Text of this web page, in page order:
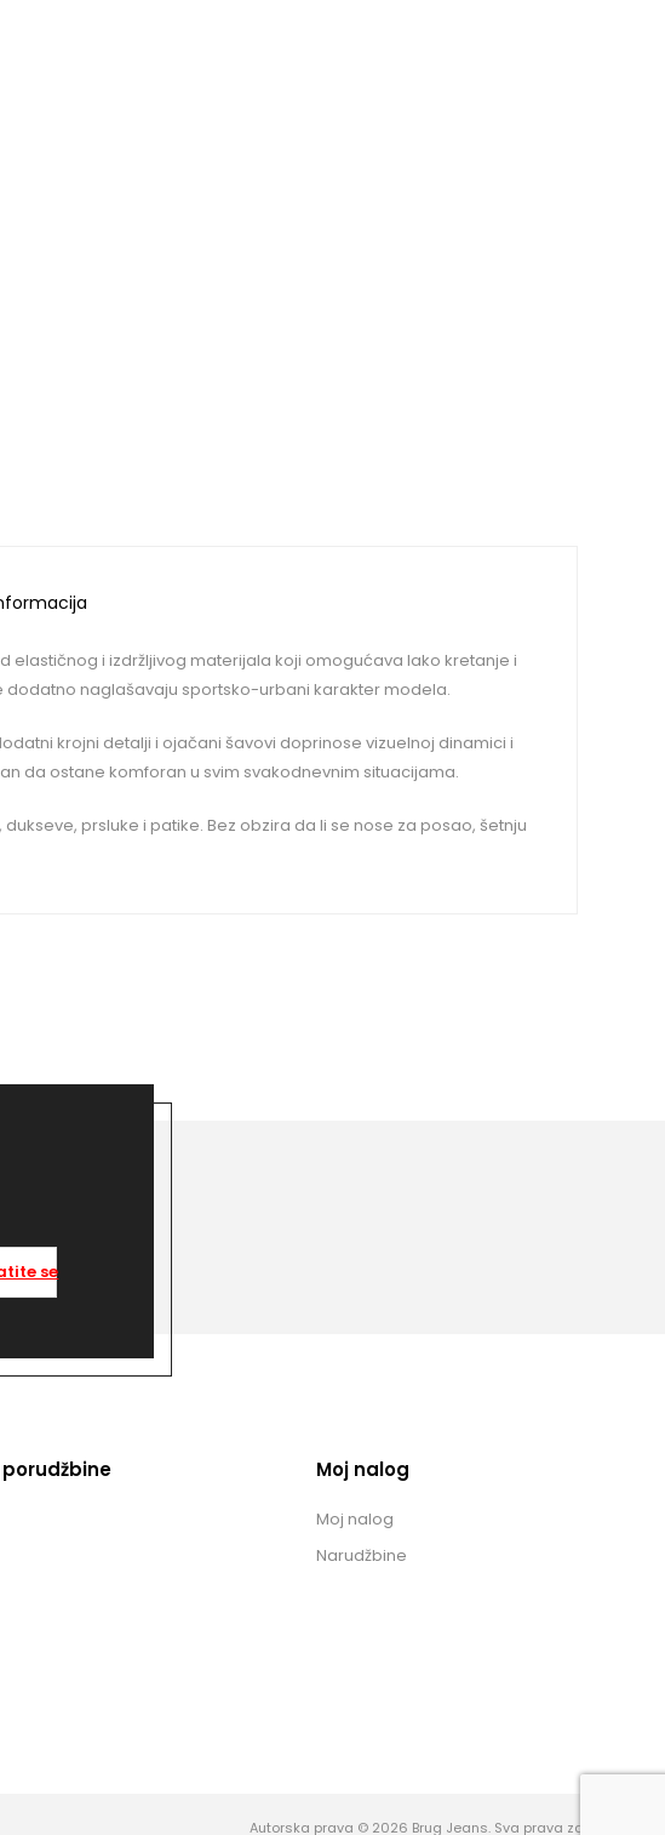
elastičnog i izdržljivog materijala koji omogućava lako kretanje i
naglašavaju sportsko-urbani karakter modela.
krojni detalji i ojačani šavovi doprinose vizuelnoj dinamici i
da ostane komforan u svim svakodnevnim situacijama.
prsluke i patike. Bez obzira da li se nose za posao, šetnju
se
porudžbine Moj nalog
Moj nalog
Narudžbine
Autorska prava © 2026 Brug Jeans. Sva prava zadržana.